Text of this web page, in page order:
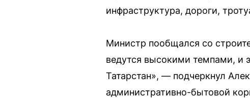
инфраструктура, дороги,
Министр пообщался со
ведутся высокими темпами, и
Татарстан», — подчеркнул
административно-бытовой